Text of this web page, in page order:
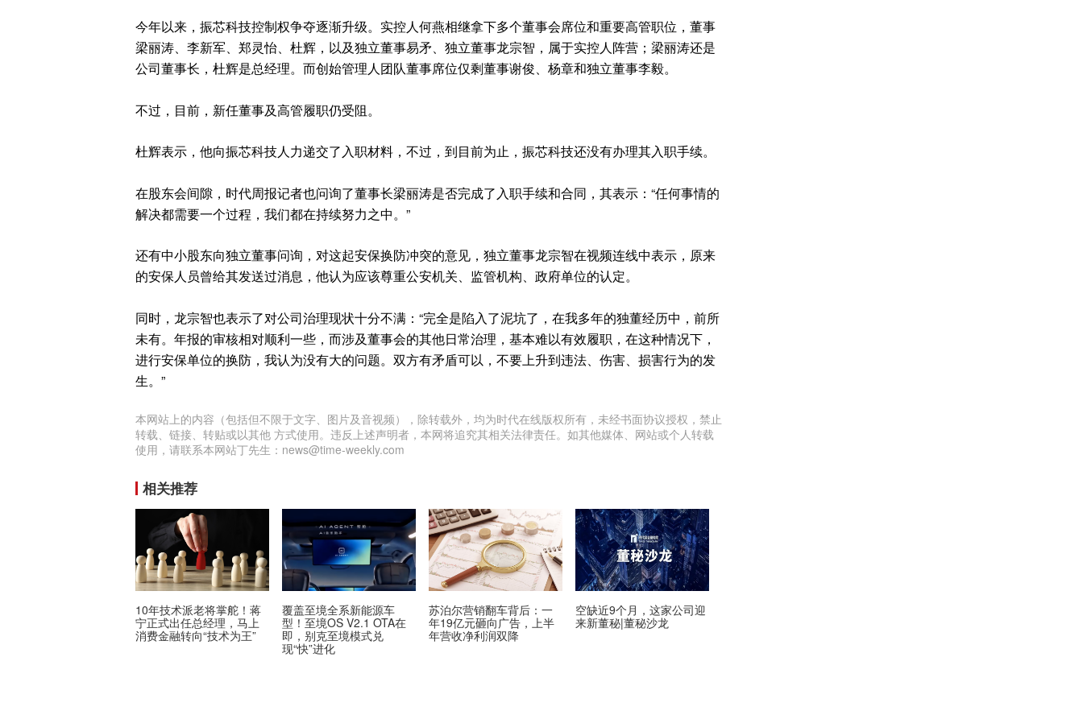
今年以来，振芯科技控制权争夺逐渐升级。实控人何燕相继拿下多个董事会席位和重要高管职位，董事
梁丽涛、李新军、郑灵怡、杜辉，以及独立董事易矛、独立董事龙宗智，属于实控人阵营；梁丽涛还是
公司董事长，杜辉是总经理。而创始管理人团队董事席位仅剩董事谢俊、杨章和独立董事李毅。
不过，目前，新任董事及高管履职仍受阻。
杜辉表示，他向振芯科技人力递交了入职材料，不过，到目前为止，振芯科技还没有办理其入职手续。
在股东会间隙，时代周报记者也问询了董事长梁丽涛是否完成了入职手续和合同，其表示：“任何事情的
解决都需要一个过程，我们都在持续努力之中。”
还有中小股东向独立董事问询，对这起安保换防冲突的意见，独立董事龙宗智在视频连线中表示，原来
的安保人员曾给其发送过消息，他认为应该尊重公安机关、监管机构、政府单位的认定。
同时，龙宗智也表示了对公司治理现状十分不满：“完全是陷入了泥坑了，在我多年的独董经历中，前所
未有。年报的审核相对顺利一些，而涉及董事会的其他日常治理，基本难以有效履职，在这种情况下，
进行安保单位的换防，我认为没有大的问题。双方有矛盾可以，不要上升到违法、伤害、损害行为的发
生。”
本网站上的内容（包括但不限于文字、图片及音视频），除转载外，均为时代在线版权所有，未经书面协议授权，禁止
转载、链接、转贴或以其他 方式使用。违反上述声明者，本网将追究其相关法律责任。如其他媒体、网站或个人转载
使用，请联系本网站丁先生：news@time-weekly.com
相关推荐
10年技术派老将掌舵！蒋
宁正式出任总经理，马上
消费金融转向“技术为王”
覆盖至境全系新能源车
型！至境OS V2.1 OTA在
即，别克至境模式兑
现“快”进化
苏泊尔营销翻车背后：一
年19亿元砸向广告，上半
年营收净利润双降
空缺近9个月，这家公司迎
来新董秘|董秘沙龙